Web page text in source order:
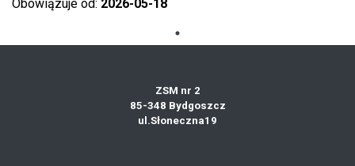
Obowiązuje od: 2026-05-18
ZSM nr 2
85-348 Bydgoszcz
ul.Słoneczna19